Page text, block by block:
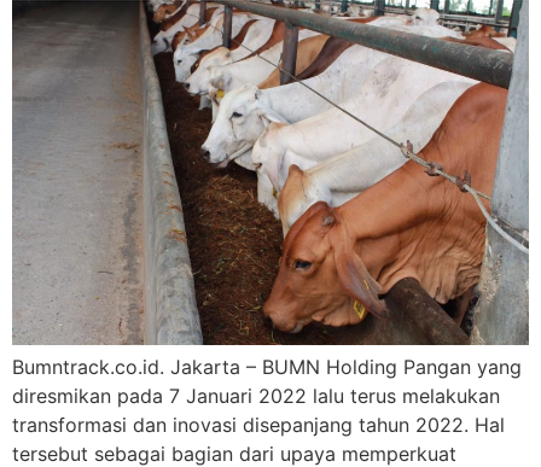
Bumntrack.co.id. Jakarta – BUMN Holding Pangan yang
diresmikan pada 7 Januari 2022 lalu terus melakukan
transformasi dan inovasi disepanjang tahun 2022. Hal
tersebut sebagai bagian dari upaya memperkuat